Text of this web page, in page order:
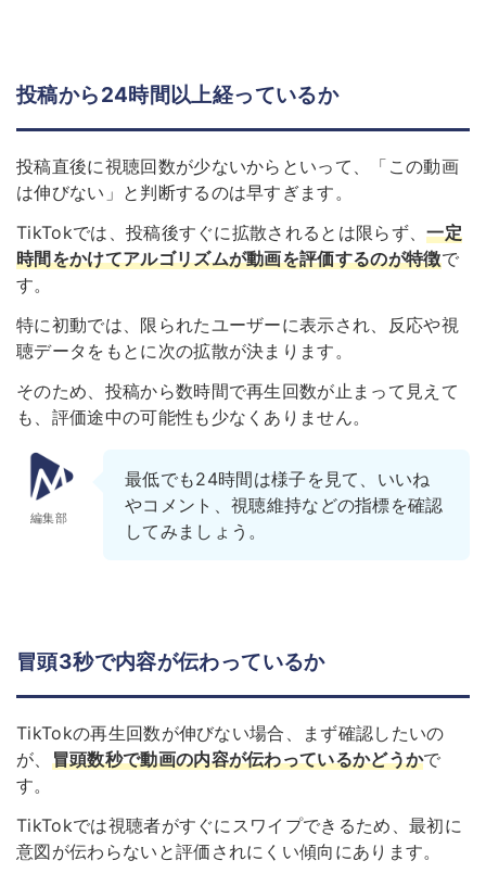
投稿から24時間以上経っているか
投稿直後に視聴回数が少ないからといって、「この動画
は伸びない」と判断するのは早すぎます。
TikTokでは、投稿後すぐに拡散されるとは限らず、一定
時間をかけてアルゴリズムが動画を評価するのが特徴で
す。
特に初動では、限られたユーザーに表示され、反応や視
聴データをもとに次の拡散が決まります。
そのため、投稿から数時間で再生回数が止まって見えて
も、評価途中の可能性も少なくありません。
編集部
最低でも24時間は様子を見て、いいね
やコメント、視聴維持などの指標を確認
してみましょう。
冒頭3秒で内容が伝わっているか
TikTokの再生回数が伸びない場合、まず確認したいの
が、 冒頭数秒で動画の内容が伝わっているかどうかで
す。
TikTokでは視聴者がすぐにスワイプできるため、最初に
意図が伝わらないと評価されにくい傾向にあります。